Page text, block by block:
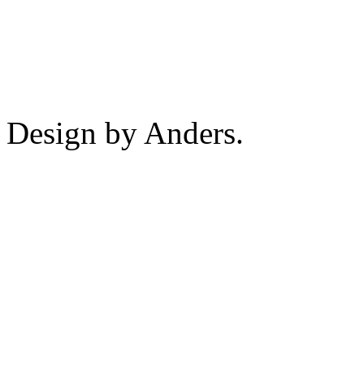
Design by Anders.